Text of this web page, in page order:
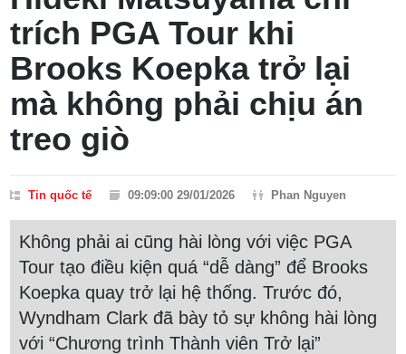
trích PGA Tour khi
Brooks Koepka trở lại
mà không phải chịu án
treo giò
Tin quốc tế 09:09:00 29/01/2026 Phan Nguyen
Không phải ai cũng hài lòng với việc PGA
Tour tạo điều kiện quá “dễ dàng” để Brooks
Koepka quay trở lại hệ thống. Trước đó,
Wyndham Clark đã bày tỏ sự không hài lòng
với “Chương trình Thành viên Trở lại”